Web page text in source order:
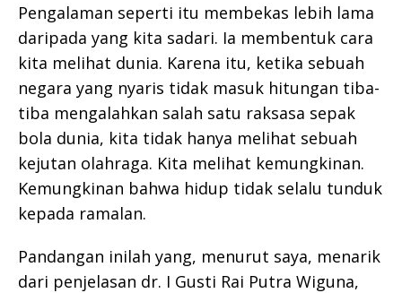
Pengalaman seperti itu membekas lebih lama
daripada yang kita sadari. Ia membentuk cara
kita melihat dunia. Karena itu, ketika sebuah
negara yang nyaris tidak masuk hitungan tiba-
tiba mengalahkan salah satu raksasa sepak
bola dunia, kita tidak hanya melihat sebuah
kejutan olahraga. Kita melihat kemungkinan.
Kemungkinan bahwa hidup tidak selalu tunduk
kepada ramalan.
Pandangan inilah yang, menurut saya, menarik
dari penjelasan dr. I Gusti Rai Putra Wiguna,